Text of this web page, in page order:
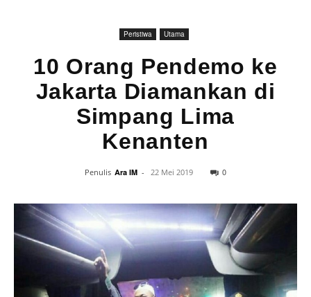
Peristiwa Utama
10 Orang Pendemo ke
Jakarta Diamankan di
Simpang Lima
Kenanten
Penulis Ara IM - 22 Mei 2019 0